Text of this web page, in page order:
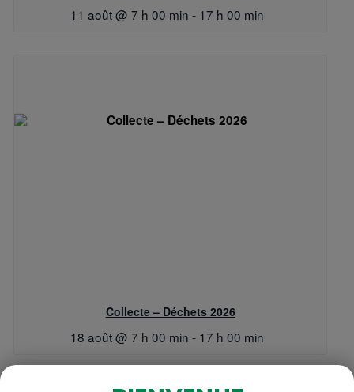
11 août @ 7 h 00 min - 17 h 00 min
Collecte – Déchets 2026
18 août @ 7 h 00 min - 17 h 00 min